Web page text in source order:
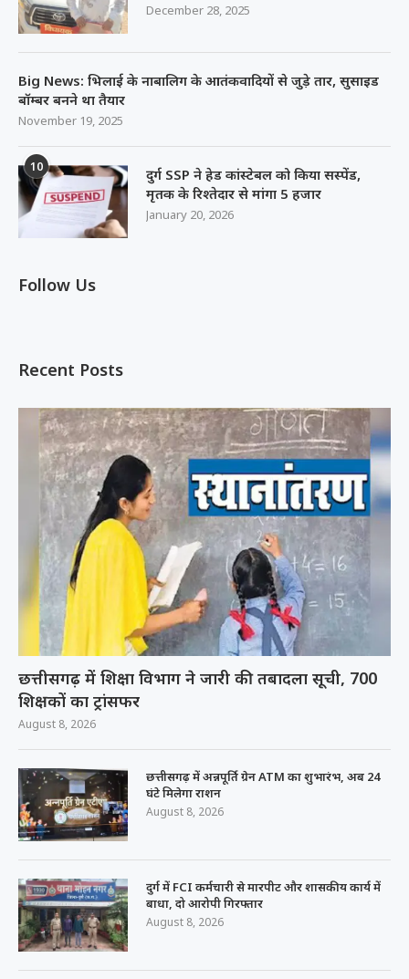
December 28, 2025
Big News: भिलाई के नाबालिग के आतंकवादियों से जुड़े तार, सुसाइड
बॉम्बर बनने था तैयार
November 19, 2025
10
दुर्ग SSP ने हेड कांस्टेबल को किया सस्पेंड,
मृतक के रिश्तेदार से मांगा 5 हजार
January 20, 2026
Follow Us
Recent Posts
छत्तीसगढ़ में शिक्षा विभाग ने जारी की तबादला सूची, 700
शिक्षकों का ट्रांसफर
August 8, 2026
छत्तीसगढ़ में अन्नपूर्ति ग्रेन ATM का शुभारंभ, अब 24
घंटे मिलेगा राशन
August 8, 2026
दुर्ग में FCI कर्मचारी से मारपीट और शासकीय कार्य में
बाधा, दो आरोपी गिरफ्तार
August 8, 2026